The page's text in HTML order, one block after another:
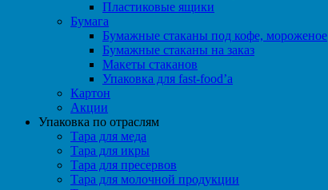
Пластиковые ящики
Бумага
Бумажные стаканы под кофе, мороженое
Бумажные стаканы на заказ
Макеты стаканов
Упаковка для fast-food’а
Картон
Акции
Упаковка по отраслям
Тара для меда
Тара для икры
Тара для пресервов
Тара для молочной продукции